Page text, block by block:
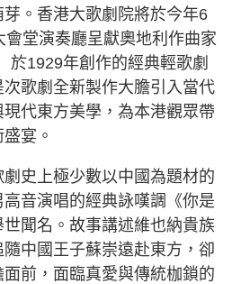
。香港大歌劇院將於今年6
堂演奏廳呈獻奧地利作曲家
於1929年創作的經典輕歌劇
歌劇全新製作大膽引入當代
代東方美學，為本港觀眾帶
宴。
劇史上極少數以中國為題材的
音演唱的經典詠嘆調《你是
聞名。故事講述維也納貴族
中國王子蘇崇遠赴東方，卻
前，面臨真愛與傳統枷鎖的